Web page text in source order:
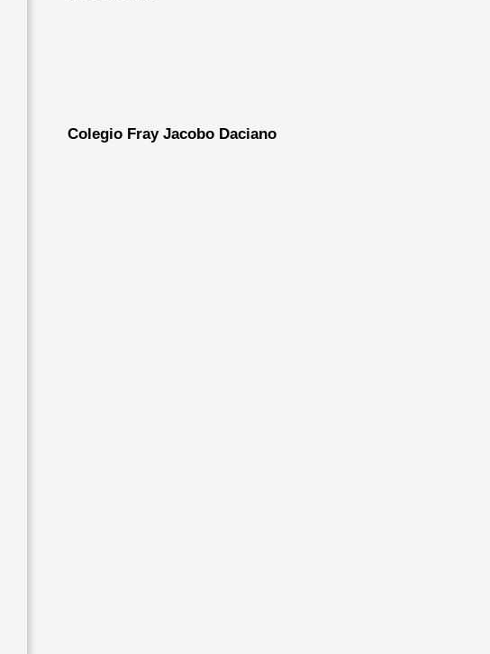
Colegio Fray Jacobo Daciano